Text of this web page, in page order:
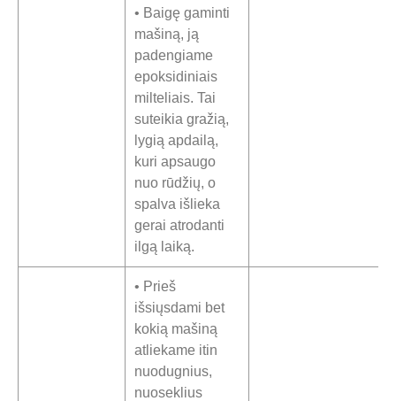
• Baigę gaminti
mašiną, ją
padengiame
epoksidiniais
milteliais. Tai
suteikia gražią,
lygią apdailą,
kuri apsaugo
nuo rūdžių, o
spalva išlieka
gerai atrodanti
ilgą laiką.
• Prieš
išsiųsdami bet
kokią mašiną
atliekame itin
nuodugnius,
nuoseklius